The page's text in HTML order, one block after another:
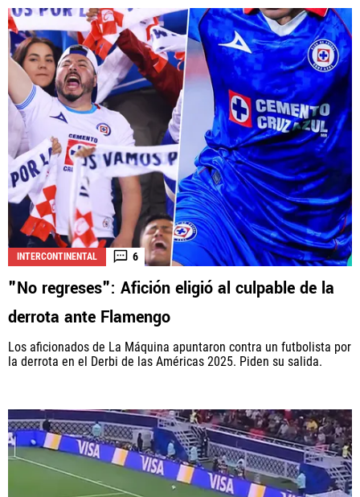
INTERCONTINENTAL 6
"No regreses": Afición eligió al culpable de la
derrota ante Flamengo
Los aficionados de La Máquina apuntaron contra un futbolista por
la derrota en el Derbi de las Américas 2025. Piden su salida.